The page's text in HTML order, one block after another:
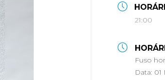
21:00
Fuso
Data: 01